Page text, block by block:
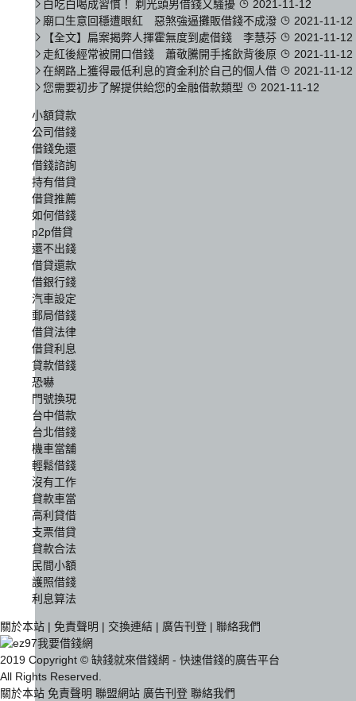
白吃白喝成習慣！ 剃光頭男借錢又騷擾
2021-11-12
廟口生意回穩遭眼紅 惡煞強逼攤販借錢不成潑
2021-11-12
【全文】扁案揭弊人揮霍無度到處借錢 李慧芬
2021-11-12
走紅後經常被開口借錢 蕭敬騰開手搖飲背後原
2021-11-12
在網路上獲得最低利息的資金利於自己的個人借
2021-11-12
您需要初步了解提供給您的金融借款類型
2021-11-12
小額貸款
公司借錢
借錢免還
借錢諮詢
持有借貸
借貸推薦
如何借錢
p2p借貸
還不出錢
借貸還款
借銀行錢
汽車設定
郵局借錢
借貸法律
借貸利息
貸款借錢
恐嚇
門號換現
台中借款
台北借錢
機車當舖
輕鬆借錢
沒有工作
貸款車當
高利貸借
支票借貸
貸款合法
民間小額
護照借錢
利息算法
關於本站 | 免責聲明 | 交換連結 | 廣告刊登 | 聯絡我們
2019 Copyright © 缺錢就來借錢網 - 快速借錢的廣告平台
All Rights Reserved.
關於本站 免責聲明 聯盟網站 廣告刊登 聯絡我們